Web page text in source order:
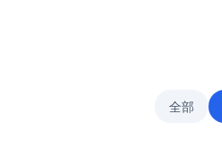
全部